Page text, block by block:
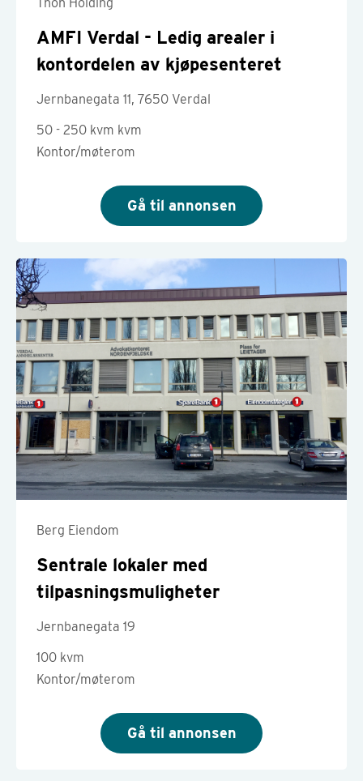
AMFI Verdal - Ledig arealer i
kontordelen av kjøpesenteret
Jernbanegata 11, 7650 Verdal
50 - 250 kvm kvm
Kontor/møterom
Gå til annonsen
Berg Eiendom
Sentrale lokaler med
tilpasningsmuligheter
Jernbanegata 19
100 kvm
Kontor/møterom
Gå til annonsen